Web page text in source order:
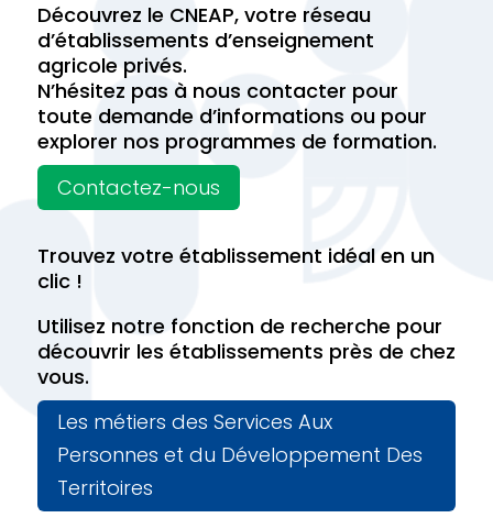
Découvrez le CNEAP, votre réseau
d’établissements d’enseignement
agricole privés.
N’hésitez pas à nous contacter pour
toute demande d’informations ou pour
explorer nos programmes de formation.
Contactez-nous
Trouvez votre établissement idéal en un
clic !
Utilisez notre fonction de recherche pour
découvrir les établissements près de chez
vous.
Les métiers des Services Aux
Personnes et du Développement Des
Territoires